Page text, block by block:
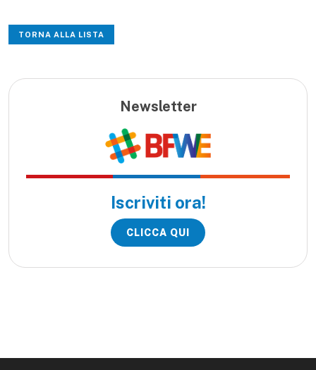
TORNA ALLA LISTA
Newsletter
Iscriviti ora!
CLICCA QUI